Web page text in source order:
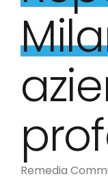
Remedia